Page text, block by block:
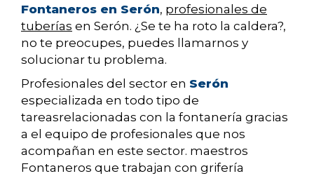
Fontaneros en Serón, profesionales de
tuberías en Serón. ¿Se te ha roto la caldera?,
no te preocupes, puedes llamarnos y
solucionar tu problema.
Profesionales del sector en Serón
especializada en todo tipo de
tareasrelacionadas con la fontanería gracias
a el equipo de profesionales que nos
acompañan en este sector. maestros
Fontaneros que trabajan con grifería